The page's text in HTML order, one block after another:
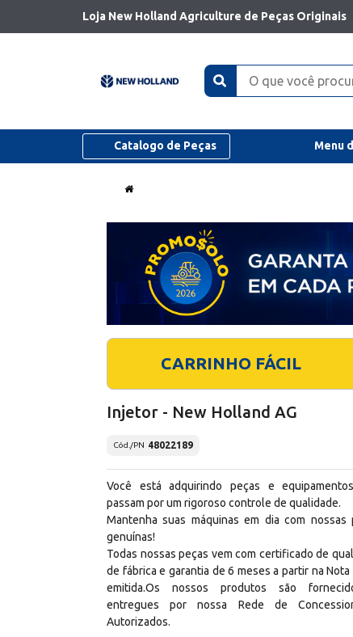
Loja New Holland Agriculture de Peças Originais
Catalogo de Peças Menu
CARRINHO FÁCIL
Injetor - New Holland AG
Cód./PN 48022189
Você está adquirindo peças e
passam por um rigoroso controle de qualidade.
Mantenha suas máquinas em dia com nossas
genuínas!
Todas nossas peças vem com certificado de
de fábrica e garantia de 6 meses a partir na Nota
emitida.Os nossos produtos são
entregues por nossa Rede de
Autorizados.